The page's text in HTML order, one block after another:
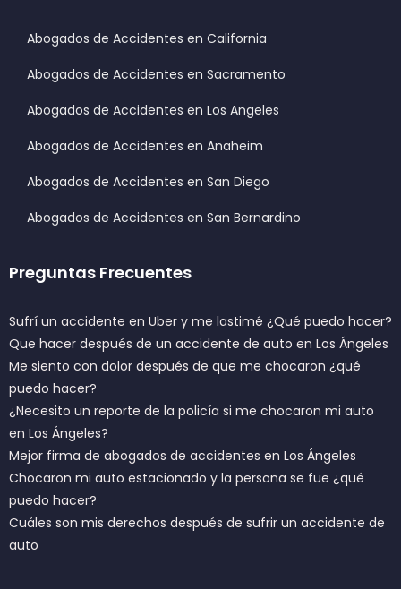
Abogados de Accidentes en California
Abogados de Accidentes en Sacramento
Abogados de Accidentes en Los Angeles
Abogados de Accidentes en Anaheim
Abogados de Accidentes en San Diego
Abogados de Accidentes en San Bernardino
Preguntas Frecuentes
Sufrí un accidente en Uber y me lastimé ¿Qué puedo hacer?
Que hacer después de un accidente de auto en Los Ángeles
Me siento con dolor después de que me chocaron ¿qué
puedo hacer?
¿Necesito un reporte de la policía si me chocaron mi auto
en Los Ángeles?
Mejor firma de abogados de accidentes en Los Ángeles
Chocaron mi auto estacionado y la persona se fue ¿qué
puedo hacer?
Cuáles son mis derechos después de sufrir un accidente de
auto